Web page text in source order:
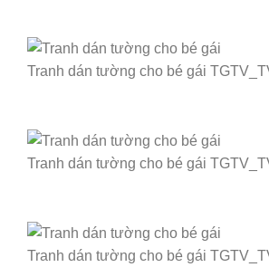
Tranh dán tường cho bé gái
Tranh dán tường cho bé gái
Tranh dán tường cho bé gái